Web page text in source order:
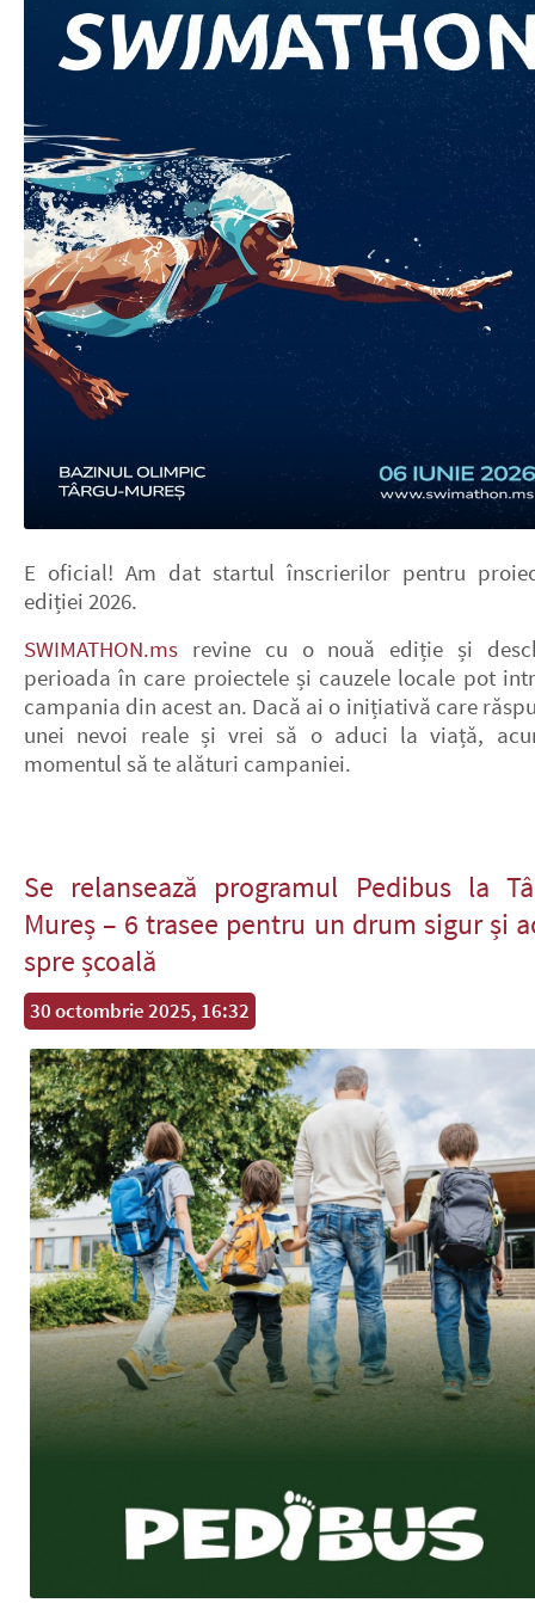
E oficial! Am dat startul înscrierilor pentru
ediției 2026.
SWIMATHON.ms revine cu o nouă ediție și
perioada în care proiectele și cauzele locale pot
campania din acest an. Dacă ai o inițiativă care
unei nevoi reale și vrei să o aduci la viață,
momentul să te alături campaniei.
Se relansează programul Pedibus la
Mureș – 6 trasee pentru un drum sigur și
spre școală
30 octombrie 2025, 16:32